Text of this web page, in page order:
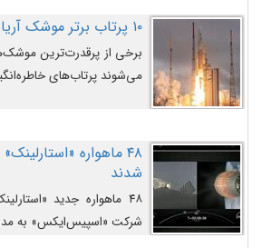
می‌دانند، است و قرار است
در مقابل آنها شهادت دهند.۱۰ پرتاب برتر موشک آریان ۵ در تمام ادوار
برخی از پرقدرت‌ترین
می‌شوند پرتاب‌های
۴۸ ماهواره
شدند
۴۸ ماهواره جدید
شرکت «اسپیس‌ایکس» به